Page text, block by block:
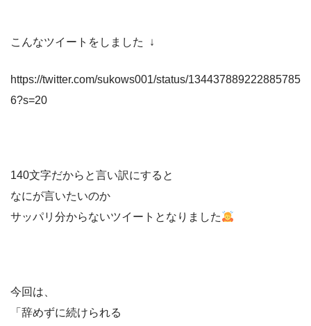
こんなツイートをしました ↓
https://twitter.com/sukows001/status/134437889222885785
6?s=20
140文字だからと言い訳にすると
なにが言いたいのか
サッパリ分からないツイートとなりました
今回は、
「辞めずに続けられる